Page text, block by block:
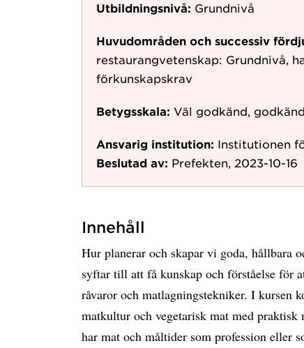
Utbildningsnivå: Grundnivå
Huvudområden och successiv
restaurangvetenskap: Grundnivå,
förkunskapskrav
Betygsskala: Väl godkänd,
Ansvarig institution: Institutionen
Beslutad av: Prefekten, 2023-10-16
Innehåll
Hur planerar och skapar vi goda, hållbara
syftar till att få kunskap och förståelse för
råvaror och matlagningstekniker. I kursen
matkultur och vegetarisk mat med
har mat och måltider som profession eller